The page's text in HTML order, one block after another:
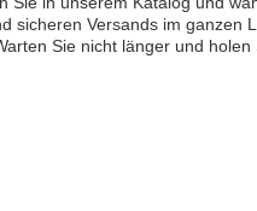
sicheren Versands im
Sie nicht länger und